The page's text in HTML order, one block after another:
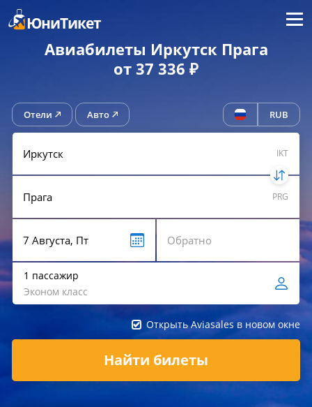
ЮниТикет Меню
Авиабилеты Иркутск Прага
от 37 336 ₽
Отели Авто RUB
IKT
PRG
1 пассажир
Эконом класс
Открыть Aviasales в новом окне
Найти билеты